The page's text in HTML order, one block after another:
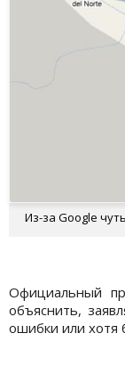
Из-за Google
Официальный
объяснить,
ошибки или хотя